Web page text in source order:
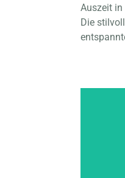
Auszeit in
Die